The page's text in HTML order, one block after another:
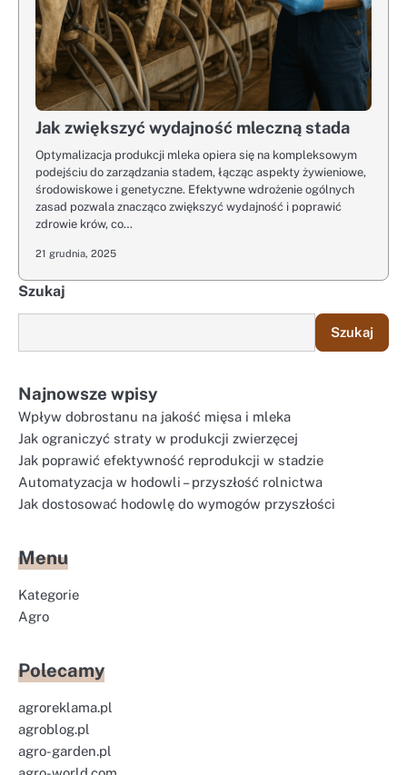
Jak zwiększyć wydajność mleczną stada
Optymalizacja produkcji mleka opiera się na kompleksowym
podejściu do zarządzania stadem, łącząc aspekty żywieniowe,
środowiskowe i genetyczne. Efektywne wdrożenie ogólnych
zasad pozwala znacząco zwiększyć wydajność i poprawić
zdrowie krów, co…
21 grudnia, 2025
Szukaj
Szukaj
Najnowsze wpisy
Wpływ dobrostanu na jakość mięsa i mleka
Jak ograniczyć straty w produkcji zwierzęcej
Jak poprawić efektywność reprodukcji w stadzie
Automatyzacja w hodowli – przyszłość rolnictwa
Jak dostosować hodowlę do wymogów przyszłości
Menu
Kategorie
Agro
Polecamy
agroreklama.pl
agroblog.pl
agro-garden.pl